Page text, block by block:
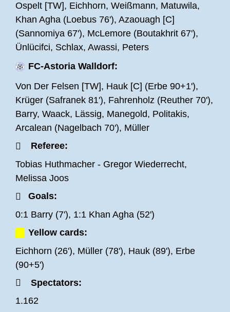
Jahr 2024. Der Gast aus Baden-Württemberg
überwinterte auf dem elften Tabellenplatz und
sammelte nach 21 Spieltagen 29 Punkte. Die
Schwarz-Blauen befanden sich zu dem
Zeitpunkt zwei Plätze unter dem FC-Astoria und
Im Vergleich zum Pokalspiel gegen Erlensee
starteten José-Junior Matuwila, Luca Schlax,
Cas Peters und Kapitän Ahmed Azaouagh von
Anfangsminuten eher passiv, das runde Leder
wurde in den eigenen Reihen zugespielt, die
Görner-Elf riskierte erstmal nichts. Nach fünf
gespielten Minuten starteten die Schwarz-
zugespielten Ball an Malik McLemore landete
der Abschluss der Nummer Neun des FSV aus
einem spitzen Winkel nur am rechten
Außennetz. Wenig später, in der siebten
einem platzierten Abschluss ins flache rechte
Eck zum Führungstreffer für die Gäste. FSV-
Ospelt [TW], Eichhorn, Weißmann, Matuwila,
Khan Agha (Loebus 76'), Azaouagh [C]
(Sannomiya 67'), McLemore (Boutakhrit 67'),
Ünlücifci, Schlax, Awassi, Peters
FC-Astoria Walldorf:
Von Der Felsen [TW], Hauk [C] (Erbe 90+1'),
Krüger (Safranek 81'), Fahrenholz (Reuther 70'),
Barry, Waack, Lässig, Manegold, Politakis,
Arcalean (Nagelbach 70'), Müller
Referee:
Tobias Huthmacher - Gregor Wiederrecht,
Melissa Joos
Goals:
0:1 Barry (7'), 1:1 Khan Agha (52')
Yellow cards:
Eichhorn (26'), Müller (78'), Hauk (89'), Erbe
(90+5')
Spectators:
1.162